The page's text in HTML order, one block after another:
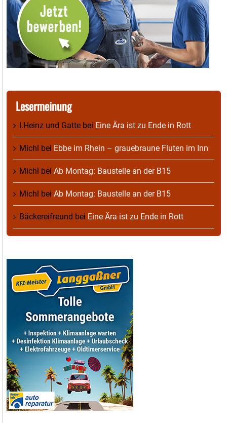
Lesermeinung
I.Heinz und Gatte bei Eine Ära ist zu Ende in Rott
Michl bei Ebbe im Rhein – grauebraune Fluten im Inn
Michl bei Ab Montag: Baustelle an der B15
Michl bei Ab Montag: Baustelle an der B15
Bäckereifreund bei Eine Ära ist zu Ende in Rott